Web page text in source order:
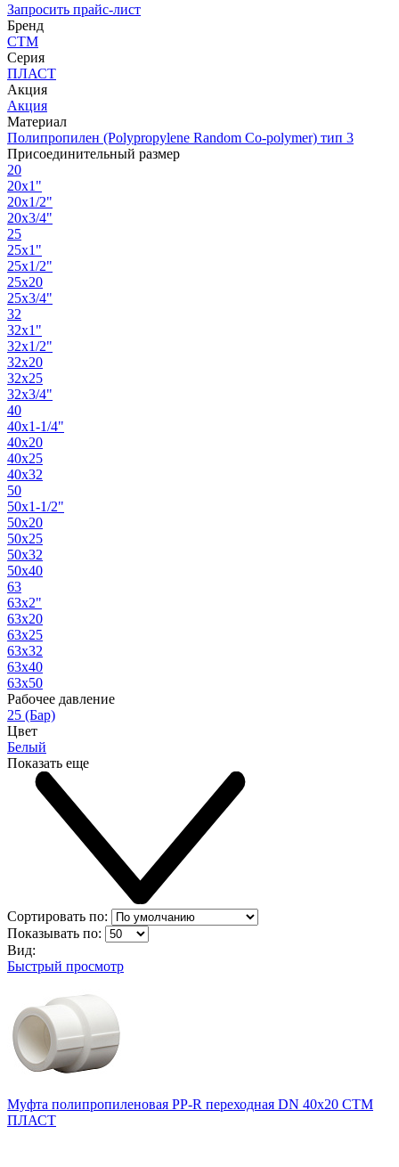
Запросить прайс-лист
Бренд
СТМ
Серия
ПЛАСТ
Акция
Акция
Материал
Полипропилен (Polypropylene Random Co-polymer) тип 3
Присоединительный размер
20
20х1"
20х1/2"
20х3/4"
25
25х1"
25х1/2"
25х20
25х3/4"
32
32х1"
32х1/2"
32х20
32х25
32х3/4"
40
40х1-1/4"
40х20
40х25
40х32
50
50х1-1/2"
50х20
50х25
50х32
50х40
63
63х2"
63х20
63х25
63х32
63х40
63х50
Рабочее давление
25 (Бар)
Цвет
Белый
Показать еще
Сортировать по:
Показывать по:
Вид:
Быстрый просмотр
Муфта полипропиленовая PP-R переходная DN 40х20 СТМ
ПЛАСТ